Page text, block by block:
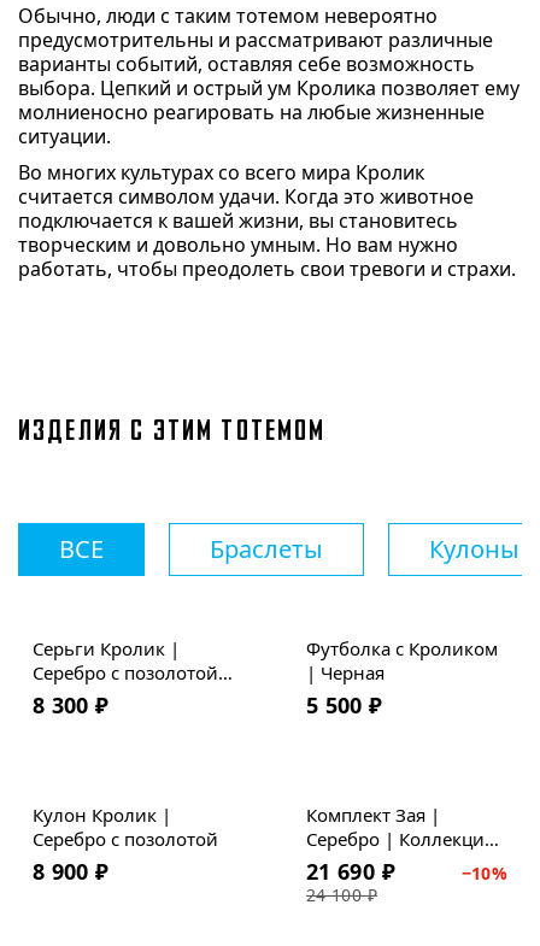
Обычно, люди с таким тотемом невероятно
предусмотрительны и рассматривают различные
варианты событий, оставляя себе возможность
выбора. Цепкий и острый ум Кролика позволяет ему
молниеносно реагировать на любые жизненные
ситуации.
Во многих культурах со всего мира Кролик
считается символом удачи. Когда это животное
подключается к вашей жизни, вы становитесь
творческим и довольно умным. Но вам нужно
работать, чтобы преодолеть свои тревоги и страхи.
ИЗДЕЛИЯ С ЭТИМ ТОТЕМОМ
ВСЕ Браслеты Кулоны
Серьги Кролик |
Серебро с позолотой |
Коллекция Geometry
8 300 ₽
Футболка с Кроликом
| Черная
5 500 ₽
Кулон Кролик |
Серебро с позолотой
8 900 ₽
Комплект Зая |
Серебро | Коллекция
Geometry
21 690 ₽
24 100 ₽
−10%